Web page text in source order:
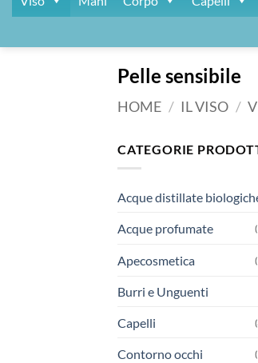
Pelle sensibile
HOME / IL VISO /
CATEGORIE
Acque distillate
Acque profumate
Apecosmetica
Burri e Unguenti
Capelli
Contorno occhi